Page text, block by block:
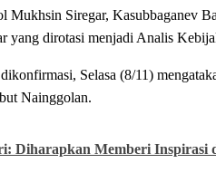
Siregar, Kasubbaganev
yang dirotasi menjadi Analis
Selasa (8/11)
Nainggolan.
Diharapkan Memberi Inspirasi